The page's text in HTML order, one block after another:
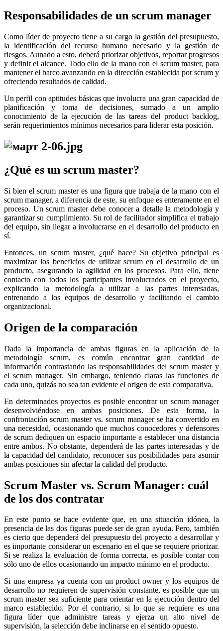
Responsabilidades de un scrum manager
Como líder de proyecto tiene a su cargo la gestión del presupuesto,
la identificación del recurso humano necesario y la gestión de
riesgos. Aunado a esto, deberá priorizar objetivos, reportar progresos
y definir el alcance. Todo ello de la mano con el scrum master, para
mantener el barco avanzando en la dirección establecida por scrum y
ofreciendo resultados de calidad.
Un perfil con aptitudes básicas que involucra una gran capacidad de
planificación y toma de decisiones, sumado a un amplio
conocimiento de la ejecución de las tareas del product backlog,
serán requerimientos mínimos necesarios para liderar esta posición.
¿Qué es un scrum master?
Si bien el scrum master es una figura que trabaja de la mano con el
scrum manager, a diferencia de este, su enfoque es enteramente en el
proceso. Un scrum master debe conocer a detalle la metodología y
garantizar su cumplimiento. Su rol de facilitador simplifica el trabajo
del equipo, sin llegar a involucrarse en el desarrollo del producto en
sí.
Entonces, un scrum master, ¿qué hace? Su objetivo principal es
maximizar los beneficios de utilizar scrum en el desarrollo de un
producto, asegurando la agilidad en los procesos. Para ello, tiene
contacto con todos los participantes involucrados en el proyecto,
explicando la metodología a utilizar a las partes interesadas,
entrenando a los equipos de desarrollo y facilitando el cambio
organizacional.
Origen de la comparación
Dada la importancia de ambas figuras en la aplicación de la
metodología scrum, es común encontrar gran cantidad de
información contrastando las responsabilidades del scrum master y
el scrum manager. Sin embargo, teniendo claras las funciones de
cada uno, quizás no sea tan evidente el origen de esta comparativa.
En determinados proyectos es posible encontrar un scrum manager
desenvolviéndose en ambas posiciones. De esta forma, la
confrontación scrum master vs. scrum manager se ha convertido en
una necesidad, ocasionando que muchos conocedores y defensores
de scrum dediquen un espacio importante a establecer una distancia
entre ambos. No obstante, dependerá de las partes interesadas y de
la capacidad del candidato, reconocer sus posibilidades para asumir
ambas posiciones sin afectar la calidad del producto.
Scrum Master vs. Scrum Manager: cuál
de los dos contratar
En este punto se hace evidente que, en una situación idónea, la
presencia de las dos figuras puede ser de gran ayuda. Pero, también
es cierto que dependerá del presupuesto del proyecto a desarrollar y
es importante considerar un escenario en el que se requiere priorizar.
Si se realiza la evaluación de forma correcta, es posible contar con
sólo uno de ellos ocasionando un impacto mínimo en el producto.
Si una empresa ya cuenta con un product owner y los equipos de
desarrollo no requieren de supervisión constante, es posible que un
scrum master sea suficiente para orientar en la ejecución dentro del
marco establecido. Por el contrario, si lo que se requiere es una
figura líder que administre tareas y ejerza un alto nivel de
supervisión, la selección debe inclinarse en el sentido opuesto.